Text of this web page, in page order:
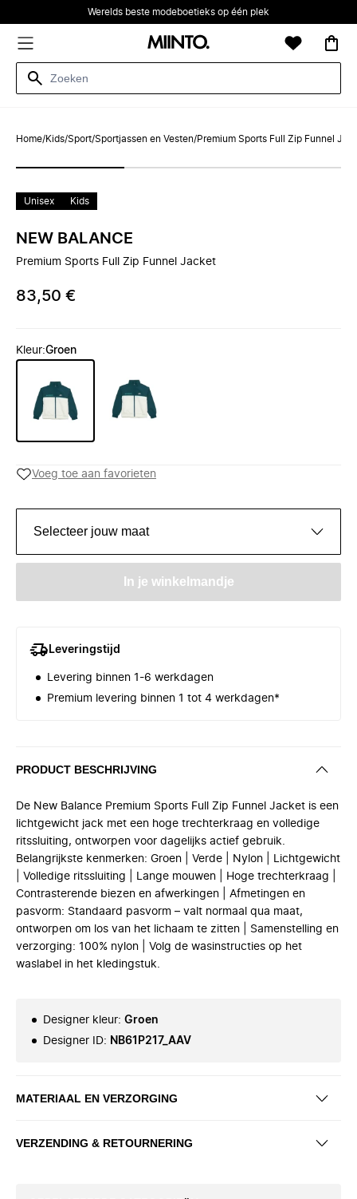
Werelds beste modeboetieks op één plek
Home/Kids/Sport/Sportjassen en Vesten/Premium Sports Full Zip Funnel
Unisex Kids
NEW BALANCE
Premium Sports Full Zip Funnel Jacket
83,50 €
Kleur:Groen
Voeg toe aan favorieten
Selecteer jouw maat
In je winkelmandje
Leveringstijd
Levering binnen 1-6 werkdagen
Premium levering binnen 1 tot 4 werkdagen*
PRODUCT BESCHRIJVING
De New Balance Premium Sports Full Zip Funnel Jacket is een
lichtgewicht jack met een hoge trechterkraag en volledige
ritssluiting, ontworpen voor dagelijks actief gebruik.
Belangrijkste kenmerken: Groen | Verde | Nylon | Lichtgewicht
| Volledige ritssluiting | Lange mouwen | Hoge trechterkraag |
Contrasterende biezen en afwerkingen | Afmetingen en
pasvorm: Standaard pasvorm – valt normaal qua maat,
ontworpen om los van het lichaam te zitten | Samenstelling en
verzorging: 100% nylon | Volg de wasinstructies op het
waslabel in het kledingstuk.
Designer kleur: Groen
Designer ID: NB61P217_AAV
MATERIAAL EN VERZORGING
VERZENDING & RETOURNERING